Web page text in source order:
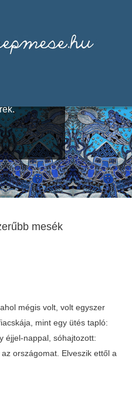
gyűjtők
Benedek
mesék
mégis volt, volt egyszer
mint egy ütés tapló:
éjjel-nappal, sóhajtozott:
országomat. Elveszik ettől a